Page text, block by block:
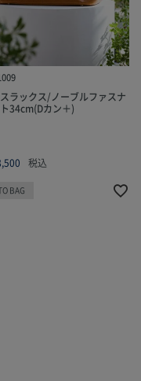
ラックス/ノーブルファスナ
34cm(Dカン＋)
税込
BAG